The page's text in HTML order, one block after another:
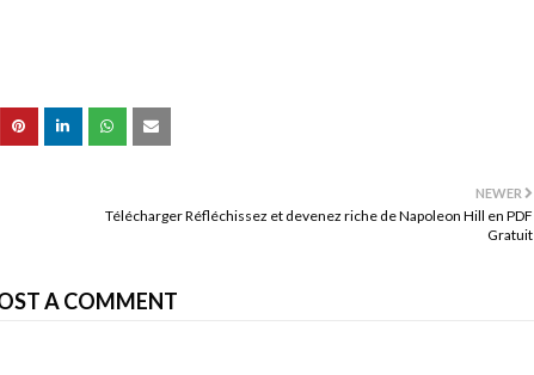
NEWER
Télécharger Réfléchissez et devenez riche de Napoleon Hill en PDF
Gratuit
A COMMENT